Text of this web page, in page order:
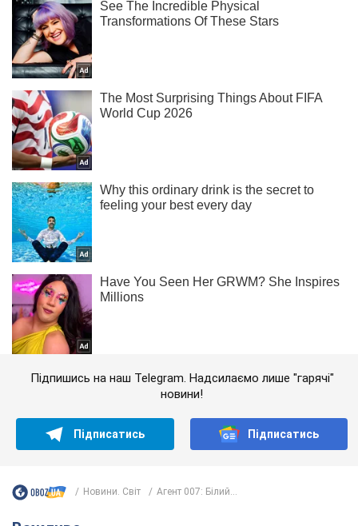
Підпишись на наш Telegram. Надсилаємо лише "гарячі"
новини!
Підписатись Підписатись
Новини. Світ Агент 007: Білий...